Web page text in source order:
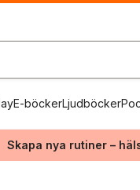
E-böckerLjudböcker
Skapa nya rutiner –